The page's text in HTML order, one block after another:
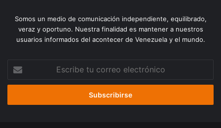
Somos un medio de comunicación independiente, equilibrado,
veraz y oportuno. Nuestra finalidad es mantener a nuestros
usuarios informados del acontecer de Venezuela y el mundo.
correo